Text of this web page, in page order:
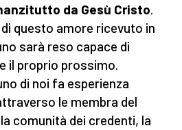
da Gesù Cristo.
questo amore ricevuto in
sarà reso capace di
il proprio prossimo.
di noi fa esperienza
le membra del
comunità dei credenti, la